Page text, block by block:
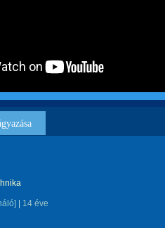
14 éve